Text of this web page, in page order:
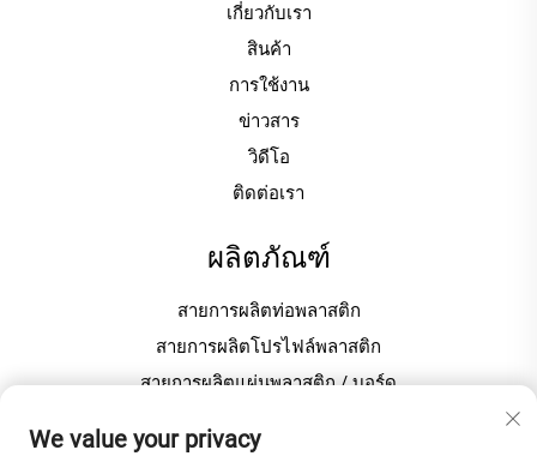
เกี่ยวกับเรา
สินค้า
การใช้งาน
ข่าวสาร
วิดีโอ
ติดต่อเรา
ผลิตภัณฑ์
สายการผลิตท่อพลาสติก
สายการผลิตโปรไฟล์พลาสติก
สายการผลิตแผ่นพลาสติก / บอร์ด
We value your privacy